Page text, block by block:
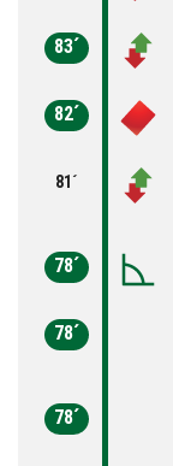
83´
82´
81´
78´
78´
78´